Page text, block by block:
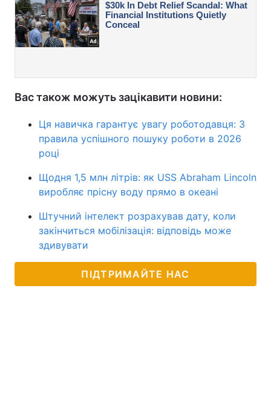
Вас також можуть зацікавити новини:
Ця навичка гарантує увагу роботодавця: 3
правила успішного пошуку роботи в 2026
році
Щодня 1,5 млн літрів: як USS Abraham Lincoln
виробляє прісну воду прямо в океані
Штучний інтелект розрахував дату, коли
закінчиться мобілізація: відповідь може
здивувати
ПІДТРИМАЙТЕ НАС